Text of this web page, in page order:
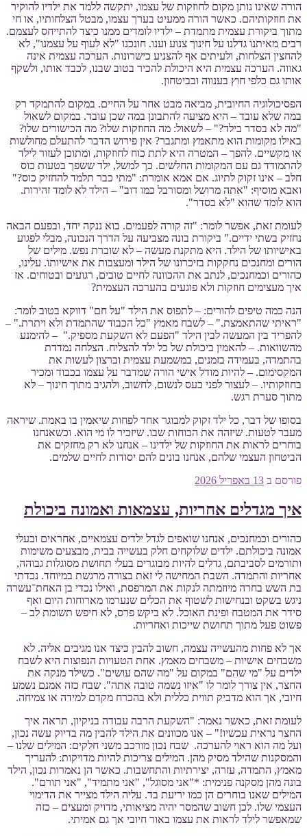
הורה שאינו נותן מקום לחוזקות של עצמו, יתקשה ללמד את ילדיו להוקיר
את חוזקותיהם. כאשר הורה ממעיט בערך עצמו, מבטל הצלחותיו, או חי
מתוך ביקורת עצמית מתמדת – ילדיו לומדים ממנו כיצד להתייחס לעצמם.
רבים מאיתנו גדלנו על חינוך צנוע וענו. חונכנו "לא לעוף על עצמנו", לא
להחצין הצלחות, ולעיתים אף להצניע כישרונות. הערכה עצמית אינה
גאווה. הערכה עצמית היא היכולת להכיר בטוב שבנו, לכבד אותו, ולשקף
אותו גם כלפי חוץ בענווה ובביטחון.
הפסיכולוגיה החיובית, מביאה מבט אחר על החיים. במקום להתמקד רק
במה שלא עובד – היא מציעה להתבונן במה שכן עובד. במקום לשאול
"מה לא בסדר בילד?" – לשאול: מה החוזקות שלו? מה הכישורים שלו?
באילו מקומות הוא מתאמץ ומתגבר? אין פירוש הדבר להתעלם מחולשות
או מקשיים. להפך – המטרה היא לתת כוח לחוזקות, ומתוכן לעזור לילד
להתמודד גם עם המקומות החלשים. כך למשל, ילד ששפך בטעות כוס
חלב – אינו זקוק לתיוג. אם אמא אומרת: "מתי כבר תלמד להחזיק כוס?"
ואבא מוסיף: "אתה מרושל ומסורבל כמו דוב" – הילד לא לומד זהירות.
הוא לומד שהוא "לא בסדר".
לעומת זאת, אפשר לומר: "זה קורה לפעמים. בוא ננקה יחד, ובפעם הבאה
נחזיק בשתי ידיים." ביקורת בונה מצביעה על הדרך הנכונה, מבלי לפגוע
באישיותו של הילד. היא מתקנת מעשה – לא שוברת נפש. מילים של
הורים ומחנכים נחקקות בזיכרונו של הילד ומעצבות את אישיותו. עלינו,
כהורים וכמחנכים, לנתב את ההכוונה לחיים טובים, רגועים ובטוחים. אז
איך מעצימים חוזקות ולא פוגעים בהערכה העצמית?
הנה כמה טיפים להורים: – לתפוס את הילד "על חם" דווקא בטוב לומר:
"ראיתי שהתאמצת." – לשבח מאמץ "כל הכבוד שהתמדת ולא ויתרת." –
להפריד בין המעשה לבין הילד "הפעם לא השקעת מספיק." – להימנע
מהשוואות. – להאמין ביכולת של כל ילד להצליח. הצלחה נמדדת
בהתמדה, בעמידה בזמנים, במשמעת עצמית וברצון לעשות את
המקסימום. – להיות מודל אישי הורה שמדבר על עצמו בכבוד ומכיר
בחוזקותיו. – לעצור לפני כעס לנשום, לחשוב, ולהגיב מתוך חינוך – לא
מתוך סערת רגש.
בסופו של דבר, כל ילד זקוק למבוגר אחד לפחות שיאמין בו באמת. שיראה
מעבר לטעות. שיזהה את הכוחות שבו. שיזכיר לו מי הוא. וכשאנחנו
בוחרים לראות את החוזקות של ילדינו – אנחנו לא רק מחזקים את
הביטחון העצמי שלהם, אנחנו בונים להם יסודות לחיים שלמים.
פורסם ב 13 באפריל 2026
איך מגדלים אחריות, עצמאות ואמונה ביכולת
כהורים וכמחנכים, אנחנו שואפים לגדל ילדים עצמאיים, אחראים ובעלי
אמונה ביכולתם. ילדים שלוקחים חלק בעשייה בבית, מבצעים משימות
ותורמים לסביבתם, גדלים להיות מבוגרים בעלי תחושת מסוגלות גבוהה,
אחריות והתמדה. השבת המחישה לי זאת בצורה מרגשת במיוחד. נכדתי
בת השש בחרה מיוזמתה לנקות את המרפסת, ואילו נכדי בן האחת־עשרה
ניגש בשקט ובנחישות לשטוף את הכלים שנערמו מארוחות היום ואף
סידר את המטבח ופינת האוכל. לא ביקש פרס, לא חיפש תשומת לב –
פשוט פעל מתוך תחושת שייכות ואחריות.
אך לא פחות מהעשייה עצמה, חשוב להבין כיצד אנו מגיבים אליה. לא
משבחים אישיות – משבחים מאמץ. אחת הטעויות הנפוצות היא לשבח
ילדים על "מי שהם" במקום על "מה שהם עושים". כשילד מנקה את
החצר, אין צורך לומר לו "איזו נשמה טובה אתה". שבח כזה אמנם נשמע
חיובי, אך הוא מדביק תווית כללית ולא בהכרח מקדם למידה או צמיחה.
לעומת זאת, כאשר נאמר: "השקעת הרבה עבודה בניקיון, תראה איך
החצר נראית עכשיו!" – אנו מכוונים את הילד להבין מה בדיוק עשה נכון,
ועל מה הוא ראוי להערכה. שבח נכון מורכב משני חלקים: המילים שלנו –
והמסקנות שהילד מסיק מהן. המילים צריכות להיות מדויקות: להעריך
מאמץ, התמדה, עזרה, יצירתיות והתחשבות. כאשר הן נאמרות נכון, הילד
בונה מהן מסקנה פנימית: *"אני מסוגל", "אני מתמיד", "אני תורם".
המילים שאנו בוחרים הן כמו יריעת בד. עליה הילד מצייר את הדימוי
העצמי שלו. לכן חשוב שהמסר יהיה מציאותי, מדויק ומעצים – כזה
שמאפשר לילד לראות את עצמו באור חיובי אך גם אמיתי.